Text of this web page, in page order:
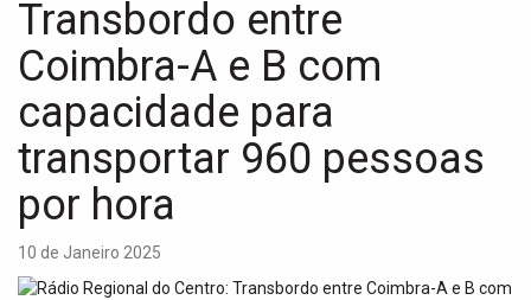
Transbordo entre
Coimbra-A e B com
capacidade para
transportar 960 pessoas
por hora
10 de Janeiro 2025